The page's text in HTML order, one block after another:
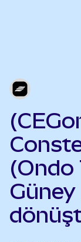
(Ondo